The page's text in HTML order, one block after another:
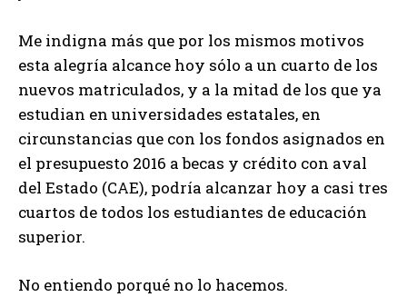
Me indigna más que por los mismos motivos
esta alegría alcance hoy sólo a un cuarto de los
nuevos matriculados, y a la mitad de los que ya
estudian en universidades estatales, en
circunstancias que con los fondos asignados en
el presupuesto 2016 a becas y crédito con aval
del Estado (CAE), podría alcanzar hoy a casi tres
cuartos de todos los estudiantes de educación
superior.
No entiendo porqué no lo hacemos.